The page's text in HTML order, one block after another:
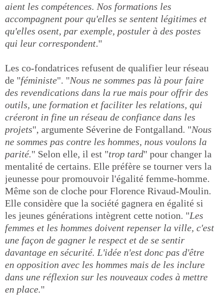
aient les compétences. Nos formations les
accompagnent pour qu'elles se sentent légitimes et
qu'elles osent, par exemple, postuler à des postes
qui leur correspondent."
Les co-fondatrices refusent de qualifier leur réseau
de "féministe". "Nous ne sommes pas là pour faire
des revendications dans la rue mais pour offrir des
outils, une formation et faciliter les relations, qui
créeront in fine un réseau de confiance dans les
projets", argumente Séverine de Fontgalland. "Nous
ne sommes pas contre les hommes, nous voulons la
parité." Selon elle, il est "trop tard" pour changer la
mentalité de certains. Elle préfère se tourner vers la
jeunesse pour promouvoir l'égalité femme-homme.
Même son de cloche pour Florence Rivaud-Moulin.
Elle considère que la société gagnera en égalité si
les jeunes générations intègrent cette notion. "Les
femmes et les hommes doivent repenser la ville, c'est
une façon de gagner le respect et de se sentir
davantage en sécurité. L'idée n'est donc pas d'être
en opposition avec les hommes mais de les inclure
dans une réflexion sur les nouveaux codes à mettre
en place."